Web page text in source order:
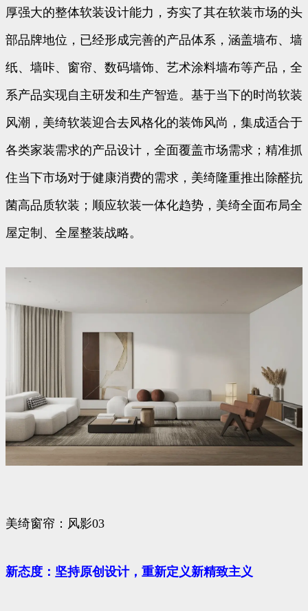
厚强大的整体软装设计能力，夯实了其在软装市场的头
部品牌地位，已经形成完善的产品体系，涵盖墙布、墙
纸、墙咔、窗帘、数码墙饰、艺术涂料墙布等产品，全
系产品实现自主研发和生产智造。基于当下的时尚软装
风潮，美绮软装迎合去风格化的装饰风尚，集成适合于
各类家装需求的产品设计，全面覆盖市场需求；精准抓
住当下市场对于健康消费的需求，美绮隆重推出除醛抗
菌高品质软装；顺应软装一体化趋势，美绮全面布局全
屋定制、全屋整装战略。
美绮窗帘：风影03
新态度：坚持原创设计，重新定义新精致主义